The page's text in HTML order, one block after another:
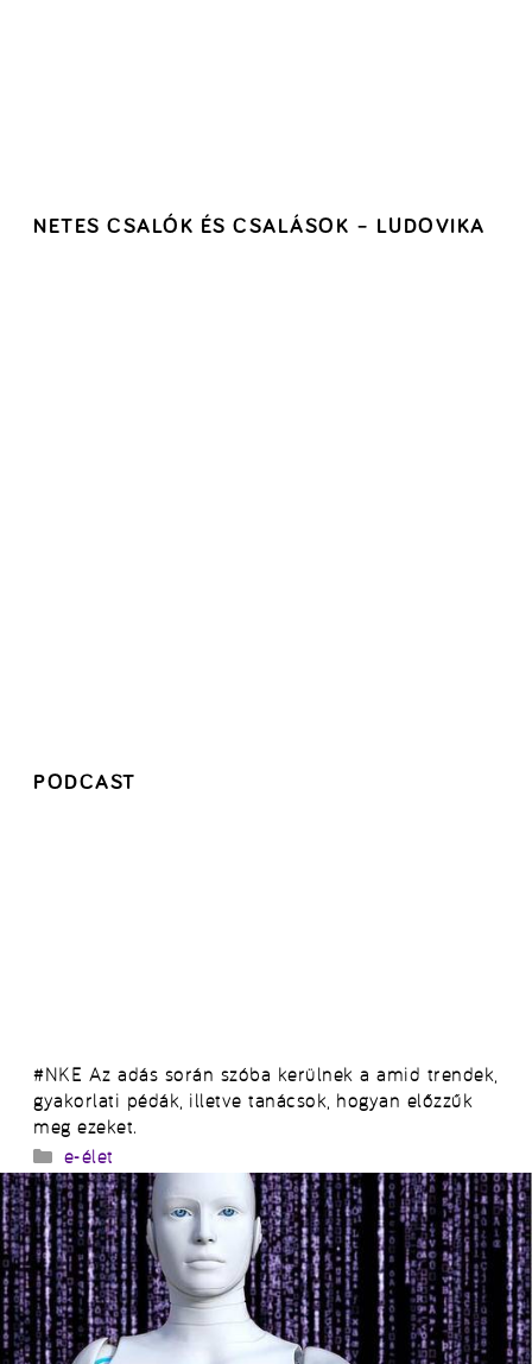
NETES CSALÓK ÉS CSALÁSOK – LUDOVIKA
PODCAST
#NKE Az adás során szóba kerülnek a amid trendek,
gyakorlati pédák, illetve tanácsok, hogyan előzzűk
meg ezeket.
Kategória
e-élet